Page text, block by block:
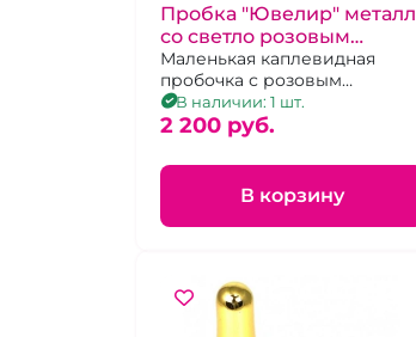
Пробка "Ювелир" металл
со светло розовым
кристаллом, S
Маленькая каплевидная
пробочка с розовым
сердцем в основании р-S
В наличии: 1 шт.
2 200 pуб.
В корзину